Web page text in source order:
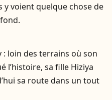
y voient quelque chose de
: loin des terrains où son
l’histoire, sa fille Hiziya
sa route dans un tout